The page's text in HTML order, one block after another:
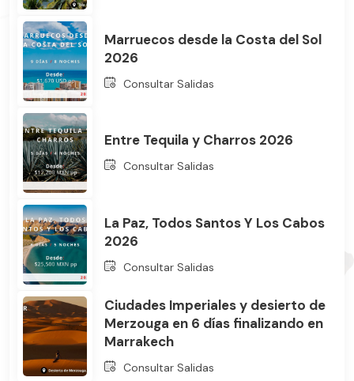
Marruecos desde la Costa del Sol
2026
Consultar Salidas
Entre Tequila y Charros 2026
Consultar Salidas
La Paz, Todos Santos Y Los Cabos
2026
Consultar Salidas
Ciudades Imperiales y desierto de
Merzouga en 6 días finalizando en
Marrakech
Consultar Salidas